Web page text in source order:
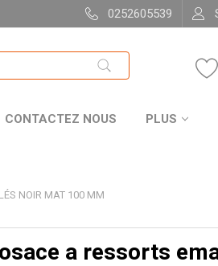
0252605539
CONTACTEZ NOUS PLUS
NOIR MAT 100 MM
a ressorts